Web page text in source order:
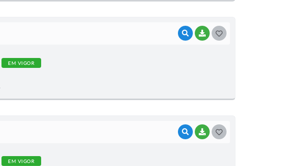
VISUALIZAR
BAIXAR
EM VIGOR
VISUALIZAR
BAIXAR
EM VIGOR